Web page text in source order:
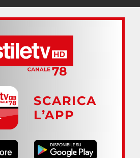
SCARICA
L’APP